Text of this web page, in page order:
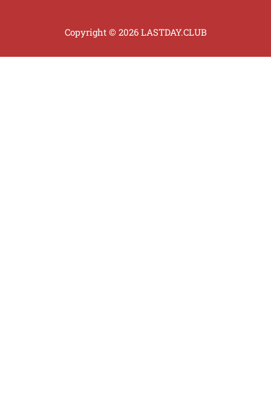
Copyright © 2026 LASTDAY.CLUB